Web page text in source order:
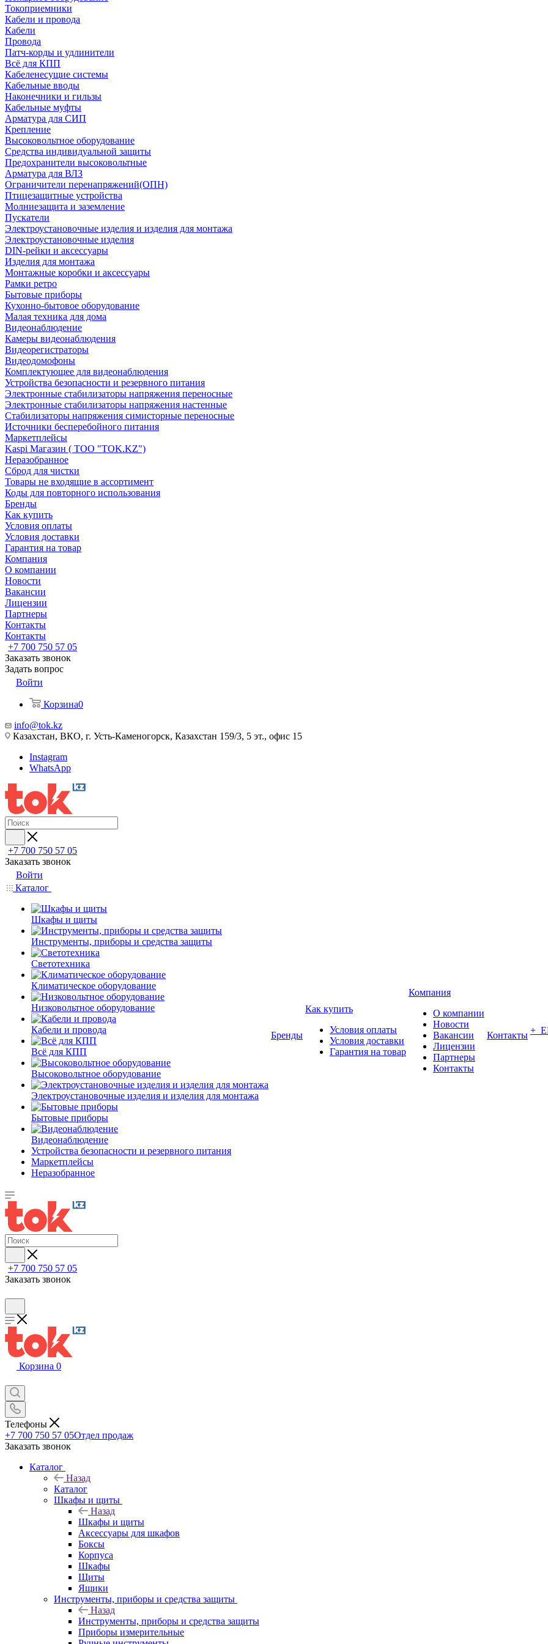
Токоприемники
Кабели и провода
Кабели
Провода
Патч-корды и удлинители
Всё для КПП
Кабеленесущие системы
Кабельные вводы
Наконечники и гильзы
Кабельные муфты
Арматура для СИП
Крепление
Высоковольтное оборудование
Средства индивидуальной защиты
Предохранители высоковольтные
Арматура для ВЛЗ
Ограничители перенапряжений(ОПН)
Птицезащитные устройства
Молниезащита и заземление
Пускатели
Электроустановочные изделия и изделия для монтажа
Электроустановочные изделия
DIN-рейки и аксессуары
Изделия для монтажа
Монтажные коробки и аксессуары
Рамки ретро
Бытовые приборы
Кухонно-бытовое оборудование
Малая техника для дома
Видеонаблюдение
Камеры видеонаблюдения
Видеорегистраторы
Видеодомофоны
Комплектующее для видеонаблюдения
Устройства безопасности и резервного питания
Электронные стабилизаторы напряжения переносные
Электронные стабилизаторы напряжения настенные
Стабилизаторы напряжения симисторные переносные
Источники бесперебойного питания
Маркетплейсы
Kaspi Магазин ( ТОО "TOK.KZ")
Неразобранное
Сброд для чистки
Товары не входящие в ассортимент
Коды для повторного использования
Бренды
Как купить
Условия оплаты
Условия доставки
Гарантия на товар
Компания
О компании
Новости
Вакансии
Лицензии
Партнеры
Контакты
Контакты
+7 700 750 57 05
Заказать звонок
Задать вопрос
Войти
Корзина0
info@tok.kz
Казахстан, ВКО, г. Усть-Каменогорск, Казахстан 159/3, 5 эт., офис 15
Instagram
WhatsApp
+7 700 750 57 05
Заказать звонок
Войти
Каталог
Шкафы и щиты
Инструменты, приборы и средства защиты
Светотехника
Климатическое оборудование
Низковольтное оборудование
Кабели и провода
Всё для КПП
Высоковольтное оборудование
Электроустановочные изделия и изделия для монтажа
Бытовые приборы
Видеонаблюдение
Устройства безопасности и резервного питания
Маркетплейсы
Неразобранное
Бренды
Как купить
Условия оплаты
Условия доставки
Гарантия на товар
Компания
О компании
Новости
Вакансии
Лицензии
Партнеры
Контакты
Контакты +
+7 700 750 57 05
Заказать звонок
Корзина 0
Телефоны
+7 700 750 57 05Отдел продаж
Заказать звонок
Каталог
Назад
Каталог
Шкафы и щиты
Назад
Шкафы и щиты
Аксессуары для шкафов
Боксы
Корпуса
Шкафы
Щиты
Ящики
Инструменты, приборы и средства защиты
Назад
Инструменты, приборы и средства защиты
Приборы измерительные